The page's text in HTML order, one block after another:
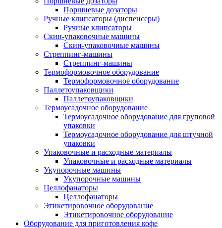
Поршневые дозаторы
Ручные клипсаторы (диспенсеры)
Ручные клипсаторы
Скин-упаковочные машины
Скин-упаковочные машины
Стреппинг-машины
Стреппинг-машины
Термоформовочное оборудование
Термоформовочное оборудование
Паллетоупаковщики
Паллетоупаковщики
Термоусадочное оборудование
Термоусадочное оборудование для груповой
упаковки
Термоусадочное оборудование для штучной
упаковки
Упаковочные и расходные материалы
Упаковочные и расходные материалы
Укупорочные машины
Укупорочные машины
Целлофанаторы
Целлофанаторы
Этикетировочное оборудование
Этикетировочное оборудование
Оборудование для приготовления кофе